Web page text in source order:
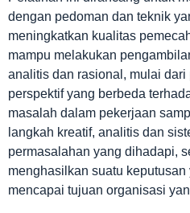
dengan pedoman dan teknik
meningkatkan kualitas
mampu melakukan
analitis dan rasional, mulai
perspektif yang berbeda
masalah dalam pekerjaan
langkah kreatif, analitis dan
permasalahan yang dihadapi,
menghasilkan suatu
mencapai tujuan organisasi